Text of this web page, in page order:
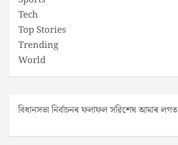
Tech
Top Stories
Trending
World
বিধানসভা নিৰ্বাচনৰ ফলাফল সৱিশেষ আমাৰ লগত